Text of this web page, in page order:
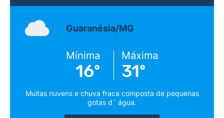
Guaranésia/MG
Mínima
16º
Máxima
31º
Muitas nuvens e chuva fraca composta de pequenas
gotas d´ água.